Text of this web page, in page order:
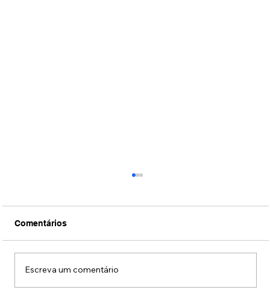
Comentários
Escreva um comentário